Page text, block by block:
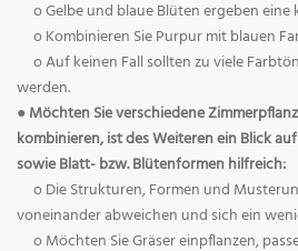
o Gelbe und blaue Blüten ergeben
o Kombinieren Sie Purpur mit blauen
o Auf keinen Fall sollten zu viele
werden.
● Möchten Sie verschiedene
kombinieren, ist des Weiteren ein Blick
sowie Blatt- bzw. Blütenformen hilfreich:
o Die Strukturen, Formen und
voneinander abweichen und sich ein
o Möchten Sie Gräser einpflanzen,